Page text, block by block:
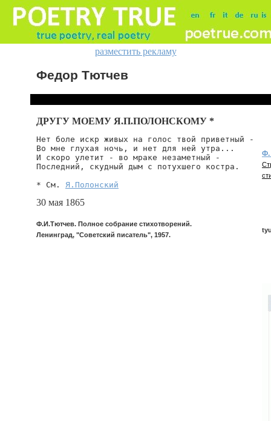
разместить рекламу
Федор Тютчев
ДРУГУ МОЕМУ Я.П.ПОЛОНСКОМУ *
Нет боле искр живых на голос твой приветный -
Во мне глухая ночь, и нет для ней утра...
И скоро улетит - во мраке незаметный -
Последний, скудный дым с потухшего костра.
* См. Я.Полонский
30 мая 1865
Ф.И.Тютчев. Полное собрание стихотворений.
Ленинград, "Советский писатель", 1957.
Ф.